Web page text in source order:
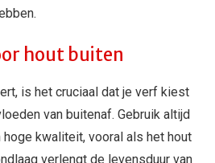
hout buiten
is het cruciaal dat je verf kiest
van buitenaf. Gebruik altijd
kwaliteit, vooral als het hout
verlengt de levensduur van